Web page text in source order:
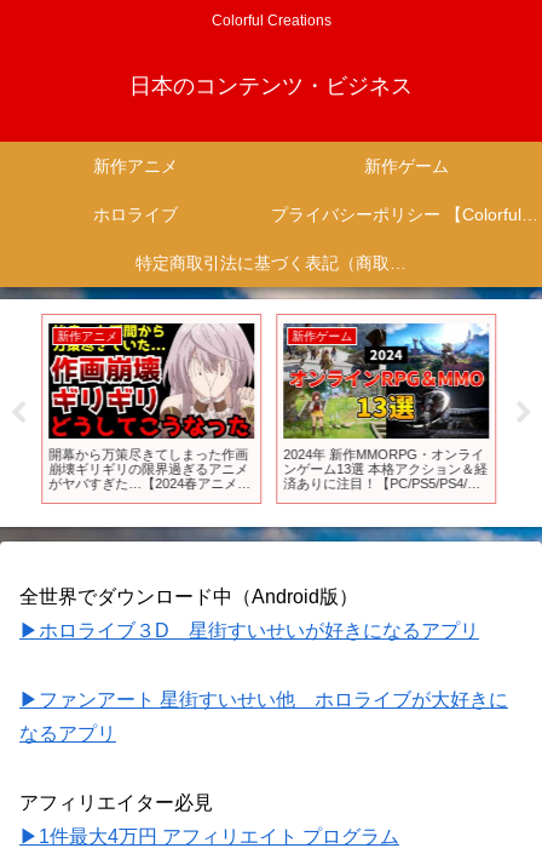
Colorful Creations
日本のコンテンツ・ビジネス
新作アニメ 新作ゲーム
ホロライブ プライバシーポリシー 【Colorful Creation】
特定商取引法に基づく表記（商取引に関する開示）
新作アニメ
開幕から万策尽きてしまった作画
崩壊ギリギリの限界過ぎるアニメ
がヤバすぎた…【2024春アニメ】
新作ゲーム
2024年 新作MMORPG・オンライ
ンゲーム13選 本格アクション＆経
済ありに注目！【PC/PS5/PS4/ス
全世界でダウンロード中（Android版）
▶ホロライブ３D 星街すいせいが好きになるアプリ
▶ファンアート 星街すいせい他 ホロライブが大好きに
なるアプリ
アフィリエイター必見
▶1件最大4万円 アフィリエイト プログラム